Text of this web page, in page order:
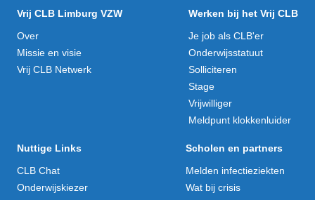
Vrij CLB Limburg VZW
Over
Missie en visie
Vrij CLB Netwerk
Werken bij het Vrij CLB
Je job als CLB'er
Onderwijsstatuut
Solliciteren
Stage
Vrijwilliger
Meldpunt klokkenluider
Nuttige Links
CLB Chat
Onderwijskiezer
Scholen en partners
Melden infectieziekten
Wat bij crisis